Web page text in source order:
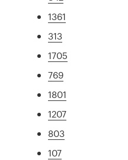
1361
313
1705
769
1801
1207
803
107